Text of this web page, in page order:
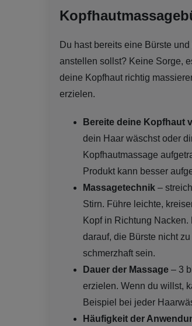
Du hast bereits eine Bürste
anstellen sollst? Keine Sorge,
deine Kopfhaut richtig
erzielen.
Bereite deine Kopfhaut
dein Haar wäschst oder
Kopfhautmassage
Produkt kann besser
Massagetechnik –
Stirn. Führe leichte,
Kopf in Richtung
darauf, die Bürste nicht
schmerzhaft sein.
Dauer der Massage– 3
erzielen. Wenn du willst,
Beispiel bei jeder
Häufigkeit der